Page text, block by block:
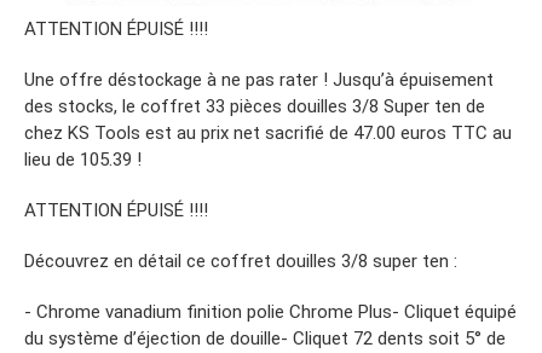
ATTENTION ÉPUISÉ !!!!
Une offre déstockage à ne pas rater ! Jusqu’à épuisement
des stocks, le coffret 33 pièces douilles 3/8 Super ten de
chez KS Tools est au prix net sacrifié de 47.00 euros TTC au
lieu de 105.39 !
ATTENTION ÉPUISÉ !!!!
Découvrez en détail ce coffret douilles 3/8 super ten :
- Chrome vanadium finition polie Chrome Plus- Cliquet équipé
du système d’éjection de douille- Cliquet 72 dents soit 5° de